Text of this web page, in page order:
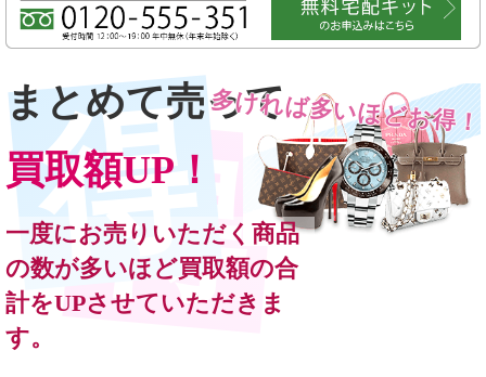
まとめて売って
買取額UP！
多ければ多いほどお得！
一度にお売りいただく商品
の数が多いほど買取額の合
計をUPさせていただきま
す。